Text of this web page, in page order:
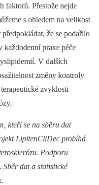
faktorů. Přestože nejde
s ohledem na velikost
že se podařilo
každodenní praxe péče
V dalších
změny kontroly
zvyklosti
kteří se na sběru dat
LipitenCliDec probíhá
Podporu
dat a statistické